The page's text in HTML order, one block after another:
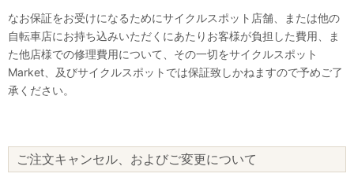
なお保証をお受けになるためにサイクルスポット店舗、または他の
自転車店にお持ち込みいただくにあたりお客様が負担した費用、ま
た他店様での修理費用について、その一切をサイクルスポット
Market、及びサイクルスポットでは保証致しかねますので予めご了
承ください。
ご注文キャンセル、およびご変更について